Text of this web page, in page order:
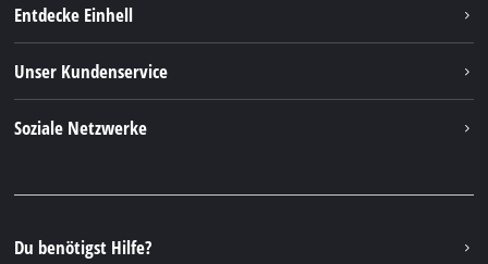
Entdecke Einhell
Einhell Germany AG
Unser Kundenservice
Soziale Netzwerke
Instagram
Du benötigst Hilfe?